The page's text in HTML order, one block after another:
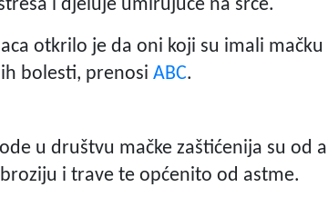
i djeluje umirujuće na srce.
otkrilo je da oni koji su imali
bolesti, prenosi ABC.
u društvu mačke zaštićenija su od
i trave te općenito od astme.